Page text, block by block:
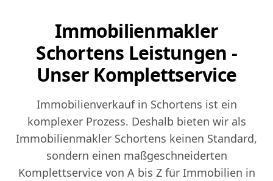
Immobilienmakler
Schortens Leistungen -
Unser Komplettservice
Immobilienverkauf in Schortens ist ein
komplexer Prozess. Deshalb bieten wir als
Immobilienmakler Schortens keinen Standard,
sondern einen maßgeschneiderten
Komplettservice von A bis Z für Immobilien in